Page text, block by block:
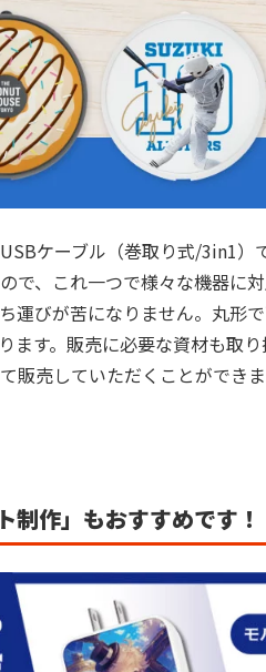
ケーブル（巻取り式/3in1
で、これ一つで様々な機器に
運びが苦になりません。丸形
ます。販売に必要な資材も取
販売していただくことができ
制作」もおすすめです！